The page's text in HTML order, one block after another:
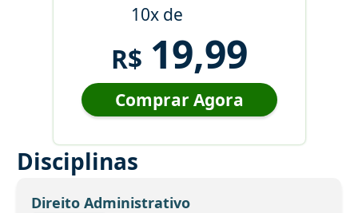
10x de
R$ 19,99
Comprar Agora
Disciplinas
Direito Administrativo